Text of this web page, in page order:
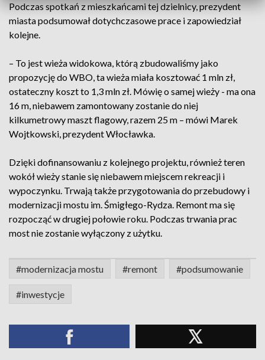
Podczas spotkań z mieszkańcami tej dzielnicy, prezydent
miasta podsumował dotychczasowe prace i zapowiedział
kolejne.
– To jest wieża widokowa, którą zbudowaliśmy jako
propozycję do WBO, ta wieża miała kosztować 1 mln zł,
ostateczny koszt to 1,3 mln zł. Mówię o samej wieży - ma ona
16 m, niebawem zamontowany zostanie do niej
kilkumetrowy maszt flagowy, razem 25 m – mówi Marek
Wojtkowski, prezydent Włocławka.
Dzięki dofinansowaniu z kolejnego projektu, również teren
wokół wieży stanie się niebawem miejscem rekreacji i
wypoczynku. Trwają także przygotowania do przebudowy i
modernizacji mostu im. Śmigłego-Rydza. Remont ma się
rozpocząć w drugiej połowie roku. Podczas trwania prac
most nie zostanie wyłączony z użytku.
#modernizacja mostu #remont #podsumowanie
#inwestycje